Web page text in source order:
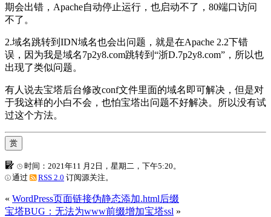
期会出错，Apache自动停止运行，也启动不了，80端口访问
不了。
2.域名跳转到IDN域名也会出问题，就是在Apache 2.2下错
误，因为我是域名7p2y8.com跳转到“浙D.7p2y8.com”，所以也
出现了类似问题。
有人说去宝塔后台修改conf文件里面的域名即可解决，但是对
于我这样的小白不会，也怕宝塔出问题不好解决。所以没有试
过这个方法。
赏
时间：2021年11 月2日，星期二，下午5:20。
通过
RSS 2.0 订阅源关注。
« WordPress页面链接伪静态添加.html后缀
宝塔BUG：无法为www前缀增加宝塔ssl »